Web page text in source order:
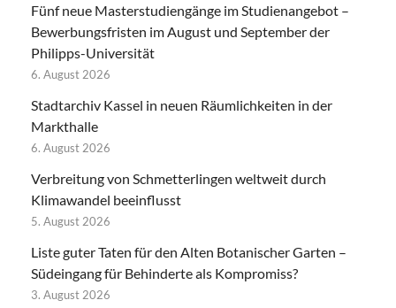
Fünf neue Masterstudiengänge im Studienangebot –
Bewerbungsfristen im August und September der
Philipps-Universität
6. August 2026
Stadtarchiv Kassel in neuen Räumlichkeiten in der
Markthalle
6. August 2026
Verbreitung von Schmetterlingen weltweit durch
Klimawandel beeinflusst
5. August 2026
Liste guter Taten für den Alten Botanischer Garten –
Südeingang für Behinderte als Kompromiss?
3. August 2026